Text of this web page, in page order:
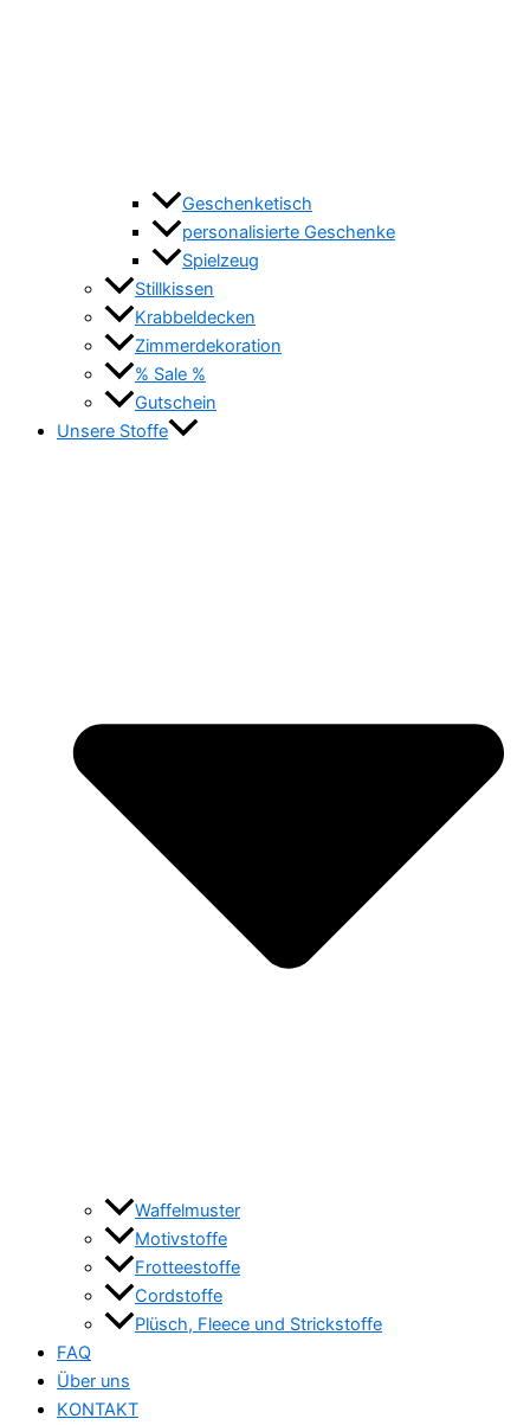
Geschenketisch
personalisierte Geschenke
Spielzeug
Stillkissen
Krabbeldecken
Zimmerdekoration
% Sale %
Gutschein
Unsere Stoffe
Waffelmuster
Motivstoffe
Frotteestoffe
Cordstoffe
Plüsch, Fleece und Strickstoffe
FAQ
Über uns
KONTAKT